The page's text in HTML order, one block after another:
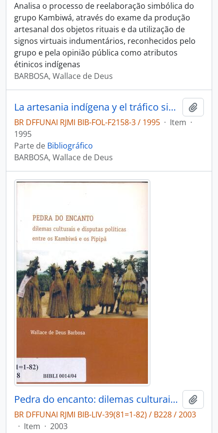
Analisa o processo de reelaboração simbólica do
grupo Kambiwá, através do exame da produção
artesanal dos objetos rituais e da utilização de
signos virtuais indumentários, reconhecidos pelo
grupo e pela opinião pública como atributos
étinicos indígenas
BARBOSA, Wallace de Deus
La artesania indígena y el tráfico simbólico entre poblaciones del nordeste brasileño
BR DFFUNAI RJMI BIB-FOL-F2158-3 / 1995 · Item ·
1995
Parte de Bibliográfico
BARBOSA, Wallace de Deus
Pedra do encanto: dilemas culturais e disputas políticas entre os Kambiwá e os Pipipã.
BR DFFUNAI RJMI BIB-LIV-39(81=1-82) / B228 / 2003
· Item · 2003